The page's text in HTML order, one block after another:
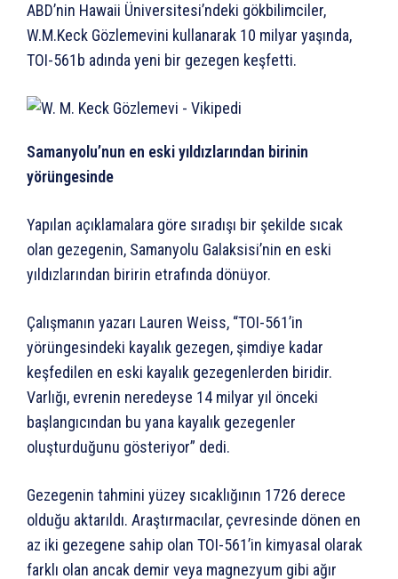
ABD’nin Hawaii Üniversitesi’ndeki gökbilimciler,
W.M.Keck Gözlemevini kullanarak 10 milyar yaşında,
TOI-561b adında yeni bir gezegen keşfetti.
Samanyolu’nun en eski yıldızlarından birinin
yörüngesinde
Yapılan açıklamalara göre sıradışı bir şekilde sıcak
olan gezegenin, Samanyolu Galaksisi’nin en eski
yıldızlarından biririn etrafında dönüyor.
Çalışmanın yazarı Lauren Weiss, “TOI-561’in
yörüngesindeki kayalık gezegen, şimdiye kadar
keşfedilen en eski kayalık gezegenlerden biridir.
Varlığı, evrenin neredeyse 14 milyar yıl önceki
başlangıcından bu yana kayalık gezegenler
oluşturduğunu gösteriyor” dedi.
Gezegenin tahmini yüzey sıcaklığının 1726 derece
olduğu aktarıldı. Araştırmacılar, çevresinde dönen en
az iki gezegene sahip olan TOI-561’in kimyasal olarak
farklı olan ancak demir veya magnezyum gibi ağır